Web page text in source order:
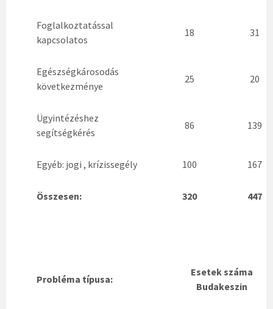
Foglalkoztatással
kapcsolatos
18 31
Egészségkárosodás
következménye
25 20
Ügyintézéshez
segítségkérés
86 139
Egyéb: jogi , krízissegély 100 167
Összesen: 320 447
Probléma típusa:
Esetek száma
Budakeszin